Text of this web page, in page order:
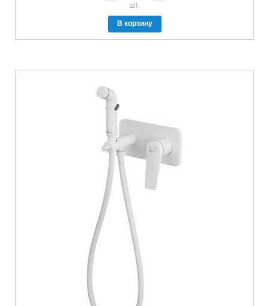
шт.
В корзину